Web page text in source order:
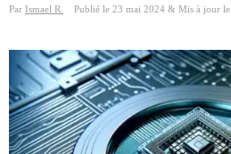
Par Ismael R. Publié le 23 mai 2024 & Mis à jour le